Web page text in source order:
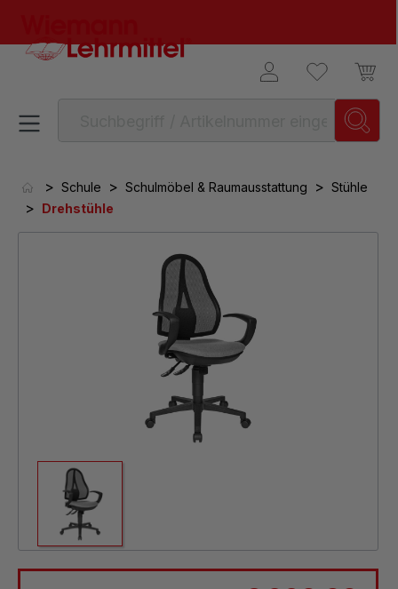
> Schule > Schulmöbel & Raumausstattung > Stühle
> Drehstühle
Bildergalerie überspringen